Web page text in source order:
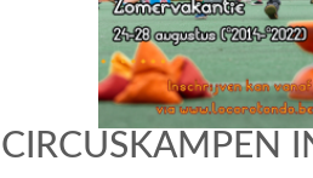
CIRCUSKAMPEN